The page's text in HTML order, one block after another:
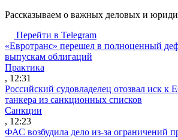
Рассказываем о важных деловых и
Перейти в Telegram
«Евротранс» перешел в полноценный
выпускам облигаций
Практика
, 12:31
Российский судовладелец отозвал иск к
танкера из санкционных списков
Санкции
, 12:23
ФАС возбудила дело из-за ограничений